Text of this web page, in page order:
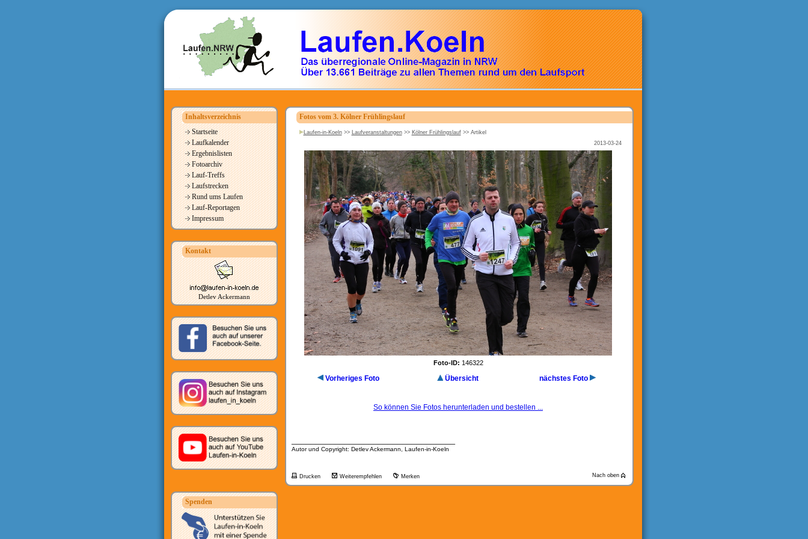
Inhaltsverzeichnis
Startseite
Laufkalender
Ergebnislisten
Fotoarchiv
Lauf-Treffs
Laufstrecken
Rund ums Laufen
Lauf-Reportagen
Impressum
Kontakt
Detlev Ackermann
Spenden
Fotos vom 3. Kölner Frühlingslauf
Laufen-in-Koeln>> Laufveranstaltungen>> Kölner Frühlingslauf>> Artikel
2013-03-24
Foto-ID: 146322
Vorheriges Foto Übersicht nächstes Foto
So können Sie Fotos herunterladen und bestellen ...
Autor und Copyright: Detlev Ackermann, Laufen-in-Koeln
Drucken Weiterempfehlen Merken Nach oben